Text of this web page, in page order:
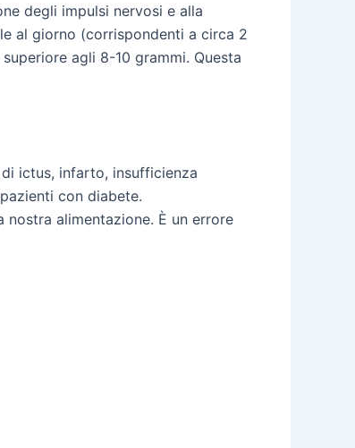
degli impulsi nervosi e alla
al giorno (corrispondenti a circa 2
agli 8-10 grammi. Questa
ictus, infarto, insufficienza
con diabete.
alimentazione. È un errore